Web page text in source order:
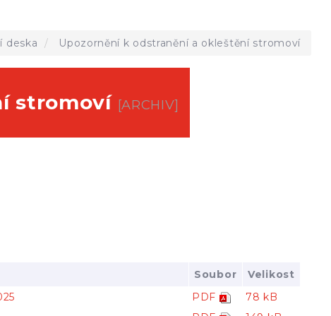
deska Upozornění k odstranění a okleštění stromoví
stromoví [ARCHIV]
Soubor
Velikost
PDF
78 kB